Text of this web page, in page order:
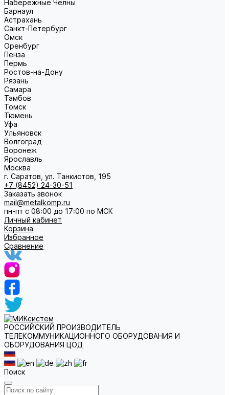
Набережные Челны
Барнаул
Астрахань
Санкт-Петербург
Омск
Оренбург
Пенза
Пермь
Ростов-на-Дону
Рязань
Самара
Тамбов
Томск
Тюмень
Уфа
Ульяновск
Волгоград
Воронеж
Ярославль
Москва
г. Саратов, ул. Танкистов, 195
+7 (8452) 24-30-51
Заказать звонок
mail@metalkomp.ru
пн-пт с 08:00 до 17:00 по МСК
Личный кабинет
Корзина
Избранное
Сравнение
РОССИЙСКИЙ ПРОИЗВОДИТЕЛЬ
ТЕЛЕКОММУНИКАЦИОННОГО ОБОРУДОВАНИЯ И
ОБОРУДОВАНИЯ ЦОД
Поиск